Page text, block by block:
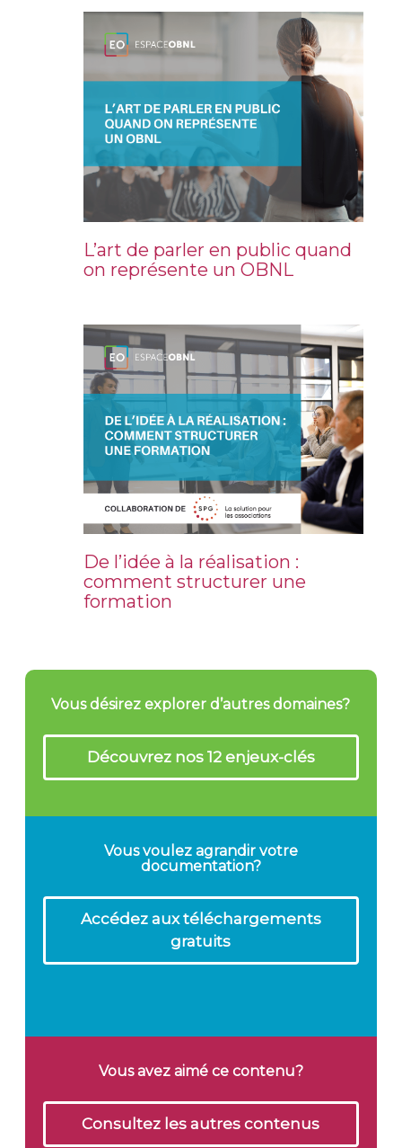
L’art de parler en public quand
on représente un OBNL
De l’idée à la réalisation :
comment structurer une
formation
Vous désirez explorer d’autres domaines?
Découvrez nos 12 enjeux-clés
Vous voulez agrandir votre
documentation?
Accédez aux téléchargements
gratuits
Vous avez aimé ce contenu?
Consultez les autres contenus